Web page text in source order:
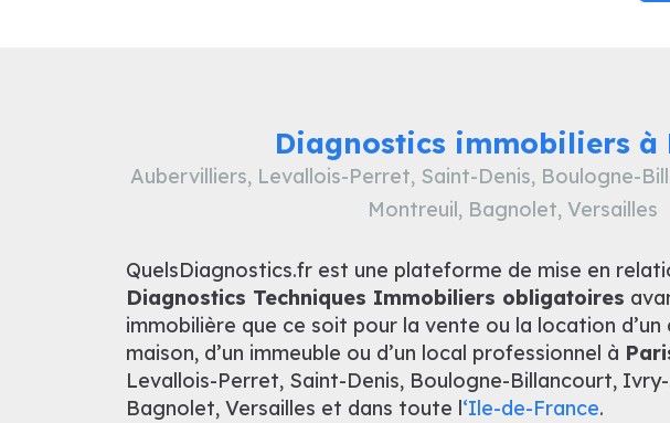
Diagnostics immobiliers à
Aubervilliers, Levallois-Perret, Saint-Denis, Boulogne-
Montreuil, Bagnolet, Versailles
QuelsDiagnostics.fr est une plateforme de mise en
Diagnostics Techniques Immobiliers obligatoires
immobilière que ce soit pour la vente ou la location d’un
maison, d’un immeuble ou d’un local professionnel à
Levallois-Perret, Saint-Denis, Boulogne-Billancourt,
Bagnolet, Versailles et dans toute l‘Ile-de-France.